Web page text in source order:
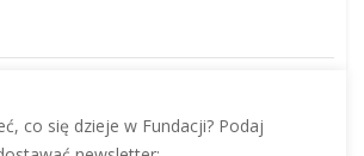
co się dzieje w Fundacji? Podaj